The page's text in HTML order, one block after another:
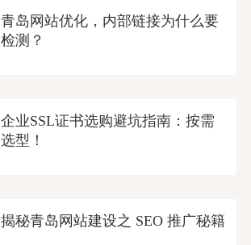
青岛网站优化，内部链接为什么要
检测？
企业SSL证书选购避坑指南：按需
选型！
揭秘青岛网站建设之 SEO 推广秘籍